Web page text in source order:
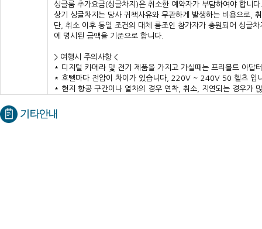
싱글룸 추가요금(싱글차지)은 취소한 예약자가 부담하여야 합니다.
상기 싱글차지는 당사 귀책사유와 무관하게 발생하는 비용으로,
단, 취소 이후 동일 조건의 대체 룸조인 참가자가 충원되어 싱글
에 명시된 금액을 기준으로 합니다.
> 여행시 주의사항 <
* 디지털 카메라 및 전기 제품을 가지고 가실때는 프리볼트 아답
* 호텔마다 전압이 차이가 있습니다, 220V ~ 240V 50 헬츠 입
* 현지 항공 구간이나 열차의 경우 연착, 취소, 지연되는 경우가